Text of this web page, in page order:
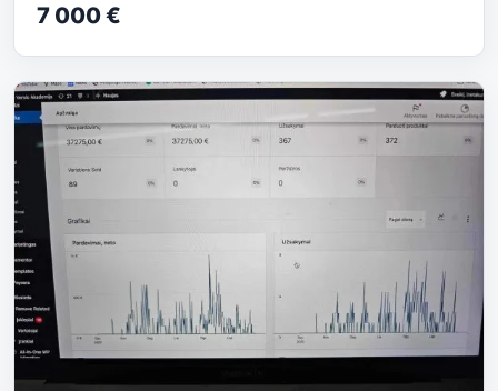
7 000 €